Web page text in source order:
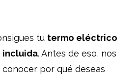
tu termo eléctrico
incluida. Antes de eso, nos
por qué deseas